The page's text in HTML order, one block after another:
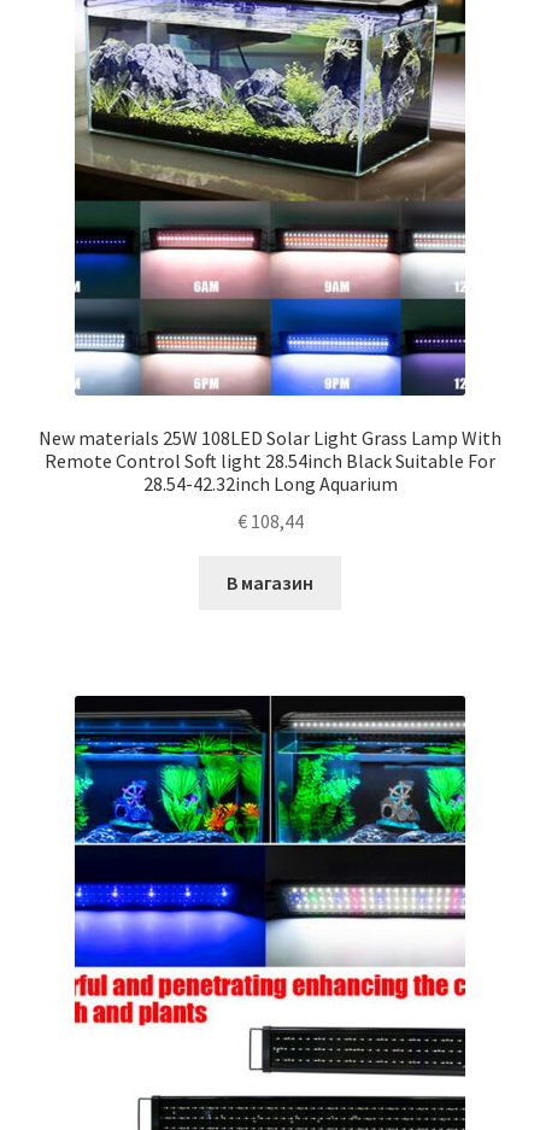
New materials 25W 108LED Solar Light Grass Lamp With
Remote Control Soft light 28.54inch Black Suitable For
28.54-42.32inch Long Aquarium
€108,44
В магазин